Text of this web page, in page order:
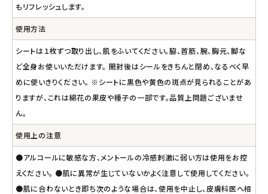
もリフレッシュします。
使用方法
シートは１枚ずつ取り出し、肌をふいてください。脇、首筋、腕、胸元、脚な
ど全身お使いいただけます。 開封後はシールをきちんと閉め、なるべく早
めに使いきりください。 ※シートに黒色や黄色の斑点が見られることがあ
りますが、これは綿花の果皮や種子の一部です。品質上問題ございませ
ん。
使用上の注意
●アルコールに敏感な方、メントールの冷感刺激に弱い方は使用をお控
えください。 ●肌に異常が生じていないかよく注意して使用してください。
●肌に合わないとき即ち次のような場合は、使用を中止し、皮膚科医へ相